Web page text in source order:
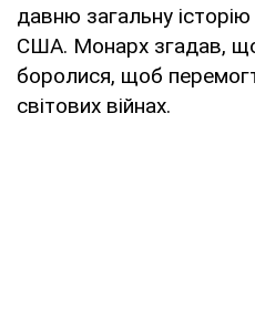
давню загальну історію
США. Монарх згадав,
боролися, щоб
світових війнах.